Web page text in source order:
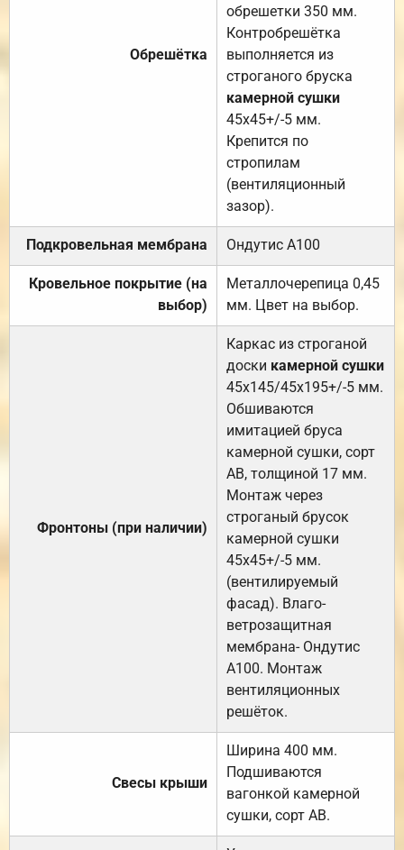
Обрешётка
обрешетки 350 мм.
Контробрешётка
выполняется из
строганого бруска
камерной сушки
45х45+/-5 мм.
Крепится по
стропилам
(вентиляционный
зазор).
Подкровельная мембрана Ондутис А100
Кровельное покрытие (на
выбор)
Металлочерепица 0,45
мм. Цвет на выбор.
Фронтоны (при наличии)
Каркас из строганой
доски камерной сушки
45х145/45х195+/-5 мм.
Обшиваются
имитацией бруса
камерной сушки, сорт
АВ, толщиной 17 мм.
Монтаж через
строганый брусок
камерной сушки
45х45+/-5 мм.
(вентилируемый
фасад). Влаго-
ветрозащитная
мембрана- Ондутис
А100. Монтаж
вентиляционных
решёток.
Свесы крыши
Ширина 400 мм.
Подшиваются
вагонкой камерной
сушки, сорт АВ.